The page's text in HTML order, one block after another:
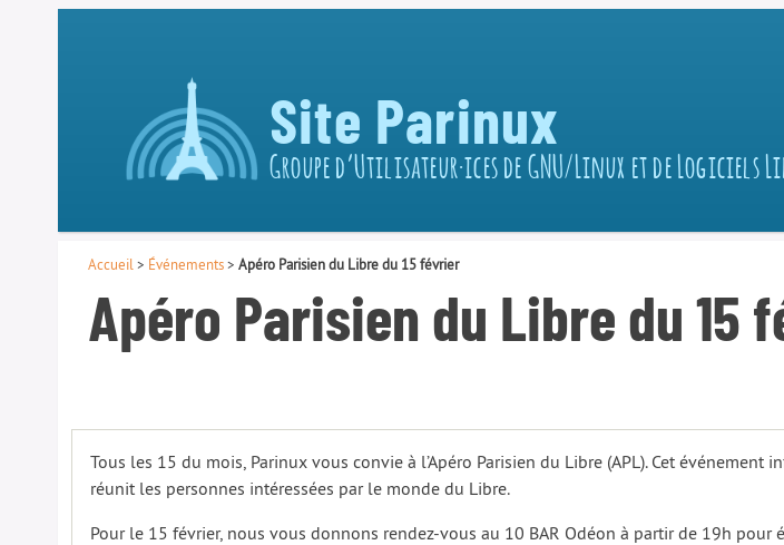
Site Parinux
Groupe d’Utilisateur·ices de GNU/Linux et de Logiciels
Accueil > Événements> Apéro Parisien du Libre du 15 février
Apéro Parisien du Libre du 15
Tous les 15 du mois, Parinux vous convie à l’Apéro Parisien du Libre (APL). Cet événement
réunit les personnes intéressées par le monde du Libre.
Pour le 15 février, nous vous donnons rendez-vous au 10 BAR Odéon à partir de 19h pour